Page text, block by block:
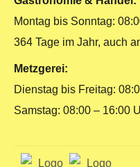
Montag bis Sonntag:
364 Tage im Jahr, auch
Metzgerei:
Dienstag bis Freitag:
Samstag: 08:00 – 16:00